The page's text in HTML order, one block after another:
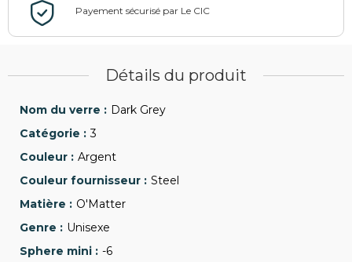
Détails du produit
Dark Grey
3
Argent
Steel
O'Matter
Unisexe
-6